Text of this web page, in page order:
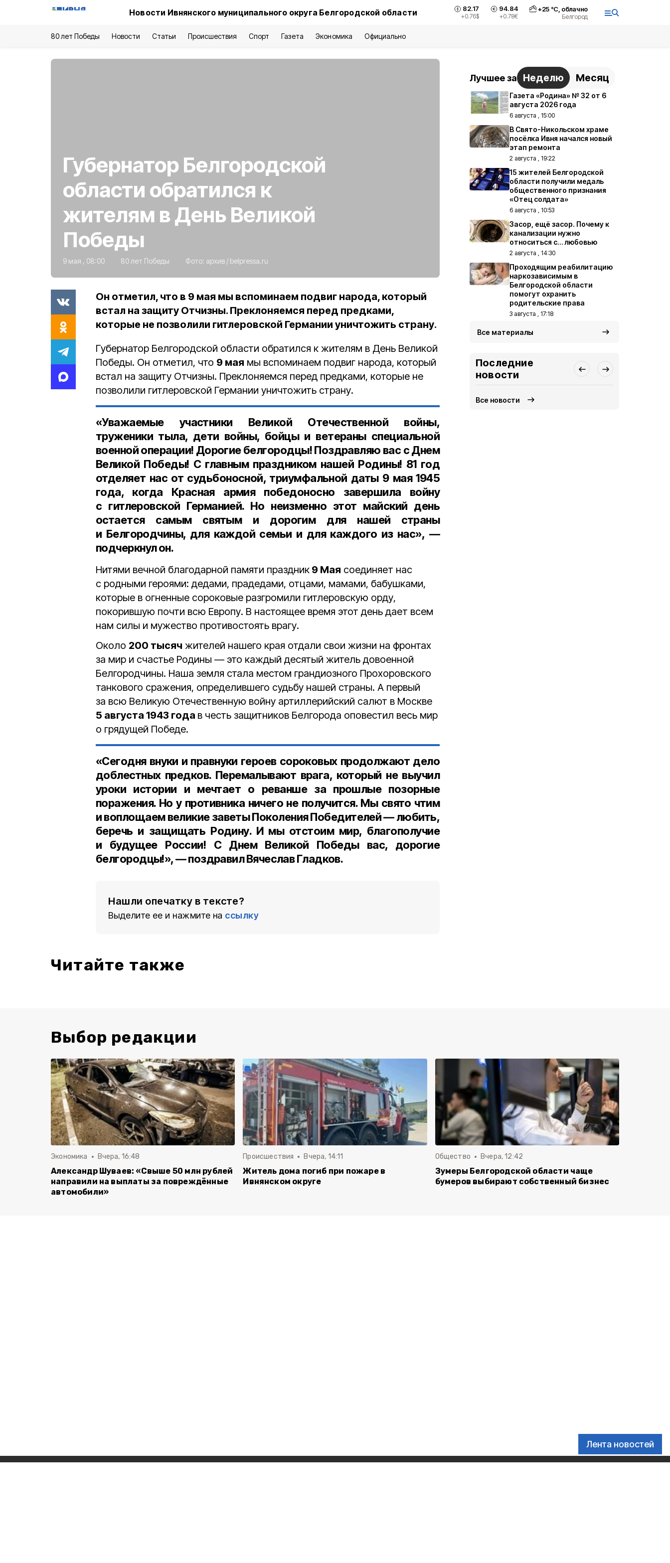
Новости Ивнянского муниципального округа Белгородской области 82.17
+0.76$
94.84
+0.78€
+25°С, облачно
Белгород
80 лет Победы Новости Статьи Происшествия Спорт Газета Экономика Официально
Лента новостей
Губернатор Белгородской
области обратился к
жителям в День Великой
Победы
9 мая , 08:00 80 лет Победы Фото: архив / belpressa.ru
Он отметил, что в 9 мая мы вспоминаем подвиг народа, который
встал на защиту Отчизны. Преклоняемся перед предками,
которые не позволили гитлеровской Германии уничтожить страну.
Губернатор Белгородской области обратился к жителям в День Великой
Победы. Он отметил, что 9 мая мы вспоминаем подвиг народа, который
встал на защиту Отчизны. Преклоняемся перед предками, которые не
позволили гитлеровской Германии уничтожить страну.
«Уважаемые участники Великой Отечественной войны,
труженики тыла, дети войны, бойцы и ветераны специальной
военной операции! Дорогие белгородцы! Поздравляю вас с Днем
Великой Победы! С главным праздником нашей Родины! 81 год
отделяет нас от судьбоносной, триумфальной даты 9 мая 1945
года, когда Красная армия победоносно завершила войну
с гитлеровской Германией. Но неизменно этот майский день
остается самым святым и дорогим для нашей страны
и Белгородчины, для каждой семьи и для каждого из нас», —
подчеркнул он.
Нитями вечной благодарной памяти праздник 9 Мая соединяет нас
с родными героями: дедами, прадедами, отцами, мамами, бабушками,
которые в огненные сороковые разгромили гитлеровскую орду,
покорившую почти всю Европу. В настоящее время этот день дает всем
нам силы и мужество противостоять врагу.
Около 200 тысяч жителей нашего края отдали свои жизни на фронтах
за мир и счастье Родины — это каждый десятый житель довоенной
Белгородчины. Наша земля стала местом грандиозного Прохоровского
танкового сражения, определившего судьбу нашей страны. А первый
за всю Великую Отечественную войну артиллерийский салют в Москве
5 августа 1943 года в честь защитников Белгорода оповестил весь мир
о грядущей Победе.
«Сегодня внуки и правнуки героев сороковых продолжают дело
доблестных предков. Перемалывают врага, который не выучил
уроки истории и мечтает о реванше за прошлые позорные
поражения. Но у противника ничего не получится. Мы свято чтим
и воплощаем великие заветы Поколения Победителей — любить,
беречь и защищать Родину. И мы отстоим мир, благополучие
и будущее России! С Днем Великой Победы вас, дорогие
белгородцы!», — поздравил Вячеслав Гладков.
Нашли опечатку в тексте?
Выделите ее и нажмите на ссылку
Читайте также
Лучшее за Неделю Месяц
Газета «Родина» № 32 от 6
августа 2026 года
6 августа , 15:00
В Свято-Никольском храме
посёлка Ивня начался новый
этап ремонта
2 августа , 19:22
15 жителей Белгородской
области получили медаль
общественного признания
«Отец солдата»
6 августа , 10:53
Засор, ещё засор. Почему к
канализации нужно
относиться с… любовью
2 августа , 14:30
Проходящим реабилитацию
наркозависимым в
Белгородской области
помогут охранить
родительские права
3 августа , 17:18
Все материалы
Последние
новости
Все новости
Выбор редакции
Экономика Вчера, 16:48
Александр Шуваев: «Свыше 50 млн рублей
направили на выплаты за повреждённые
автомобили»
Происшествия Вчера, 14:11
Житель дома погиб при пожаре в
Ивнянском округе
Общество Вчера, 12:42
Зумеры Белгородской области чаще
бумеров выбирают собственный бизнес